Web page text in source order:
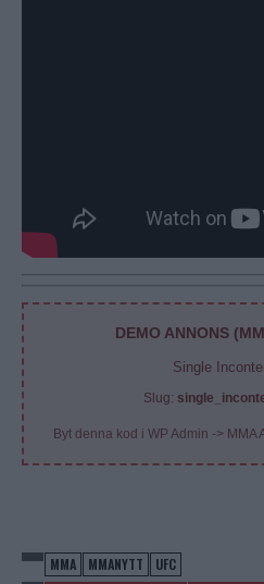
DEMO ANNONS
Single
Slug:
Byt denna kod i WP Admin ->
MMA MMANYTT UFC